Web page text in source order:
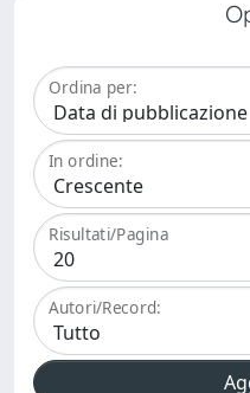
Ordina per:
In ordine:
Risultati/Pagina
Autori/Record: